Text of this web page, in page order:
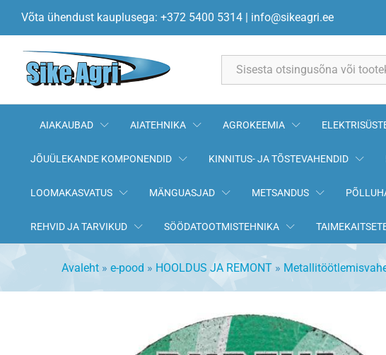
Võta ühendust kauplusega: +372 5400 5314 | info@sikeagri.ee
AIAKAUBAD AIATEHNIKA AGROKEEMIA
JÕUÜLEKANDE KOMPONENDID KINNITUS- JA TÕSTEVAHENDID
LOOMAKASVATUS MÄNGUASJAD METSANDUS
REHVID JA TARVIKUD SÖÖDATOOTMISTEHNIKA
Avaleht » e-pood » HOOLDUS JA REMONT »
Kirjeldus